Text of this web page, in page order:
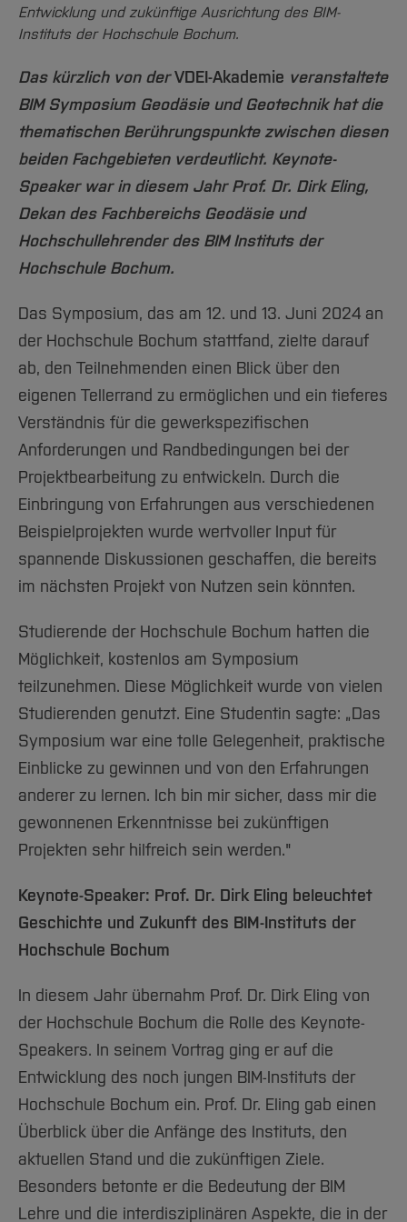
Arbeiten im FB G
Forschung und Projekte
International
Team
Service
Studiengänge
Studieninteressierte
Aktuelles
Studium
Fachgruppen
Forschung und Entwicklung
International
Team
Amtliche Bekanntmachungen
Notfall-Infos
BO Shop
Familiengerechte Hochschule
Gleichstellung
Diskriminierungsfreie Hochschule
Vertretungen
Wahlen
Hochschulbibliothek
International Office
Medienzentrum
qed-Stiftung
Zentrale Studienberatung
Entwicklung und zukünftige Ausrichtung des BIM-
Instituts der Hochschule Bochum.
Das kürzlich von derVDEI-Akademie veranstaltete
BIM Symposium Geodäsie und Geotechnik hat die
thematischen Berührungspunkte zwischen diesen
beiden Fachgebieten verdeutlicht. Keynote-
Speaker war in diesem Jahr Prof. Dr. Dirk Eling,
Dekan des Fachbereichs Geodäsie und
Hochschullehrender des BIM Instituts der
Hochschule Bochum.
Das Symposium, das am 12. und 13. Juni 2024 an
der Hochschule Bochum stattfand, zielte darauf
ab, den Teilnehmenden einen Blick über den
eigenen Tellerrand zu ermöglichen und ein tieferes
Verständnis für die gewerkspezifischen
Anforderungen und Randbedingungen bei der
Projektbearbeitung zu entwickeln. Durch die
Einbringung von Erfahrungen aus verschiedenen
Beispielprojekten wurde wertvoller Input für
spannende Diskussionen geschaffen, die bereits
im nächsten Projekt von Nutzen sein könnten.
Studierende der Hochschule Bochum hatten die
Möglichkeit, kostenlos am Symposium
teilzunehmen. Diese Möglichkeit wurde von vielen
Studierenden genutzt. Eine Studentin sagte: „Das
Symposium war eine tolle Gelegenheit, praktische
Einblicke zu gewinnen und von den Erfahrungen
anderer zu lernen. Ich bin mir sicher, dass mir die
gewonnenen Erkenntnisse bei zukünftigen
Projekten sehr hilfreich sein werden."
Keynote-Speaker: Prof. Dr. Dirk Eling beleuchtet
Geschichte und Zukunft des BIM-Instituts der
Hochschule Bochum
In diesem Jahr übernahm Prof. Dr. Dirk Eling von
der Hochschule Bochum die Rolle des Keynote-
Speakers. In seinem Vortrag ging er auf die
Entwicklung des noch jungen BIM-Instituts der
Hochschule Bochum ein. Prof. Dr. Eling gab einen
Überblick über die Anfänge des Instituts, den
aktuellen Stand und die zukünftigen Ziele.
Besonders betonte er die Bedeutung der BIM
Lehre und die interdisziplinären Aspekte, die in der